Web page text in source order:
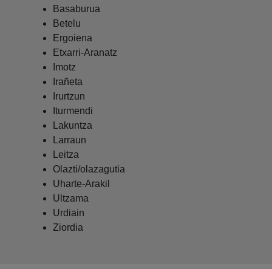
Basaburua
Betelu
Ergoiena
Etxarri-Aranatz
Imotz
Irañeta
Irurtzun
Iturmendi
Lakuntza
Larraun
Leitza
Olazti/olazagutia
Uharte-Arakil
Ultzama
Urdiain
Ziordia